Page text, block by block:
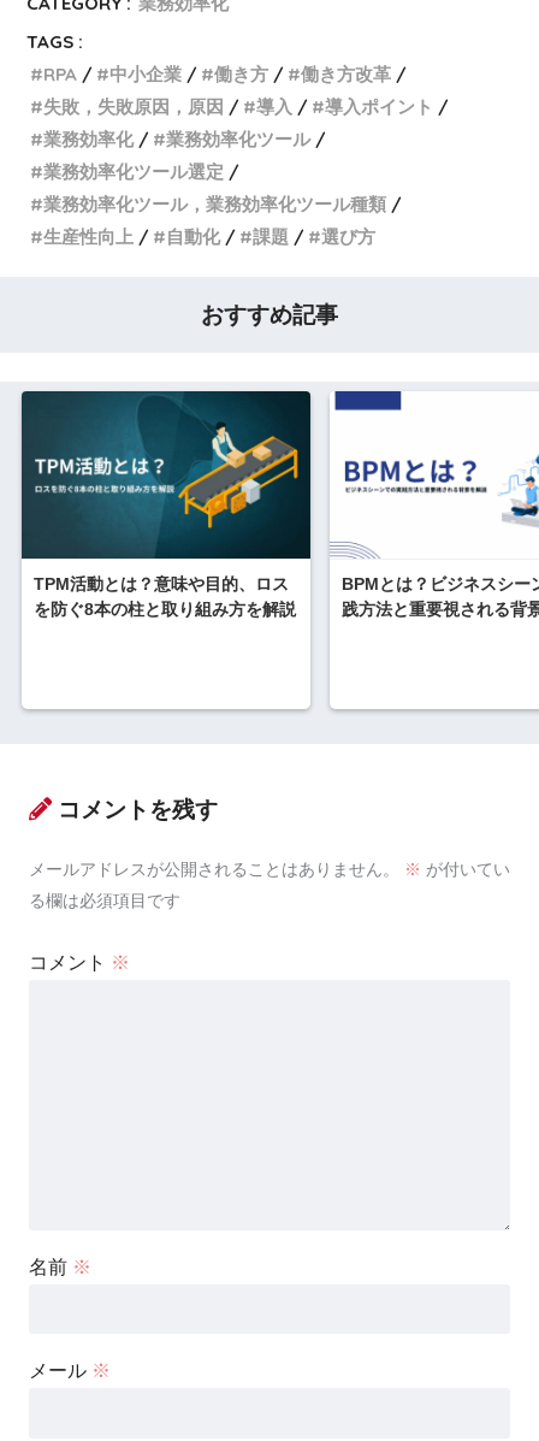
TAGS :
RPA
中小企業 働き方
働き方改革
失敗，失敗原因，原因
導入
導入ポイント
業務効率化
業務効率化ツール
業務効率化ツール選定
業務効率化ツール，業務効率化ツール種類
生産性向上
自動化 課題 選び方
おすすめ記事
TPM活動とは？意味や目的、ロス
を防ぐ8本の柱と取り組み方を解説
BPMとは？ビジネスシー
践方法と重要視される背
コメントを残す
メールアドレスが公開されることはありません。 ※ が付いてい
る欄は必須項目です
コメント ※
名前 ※
メール ※